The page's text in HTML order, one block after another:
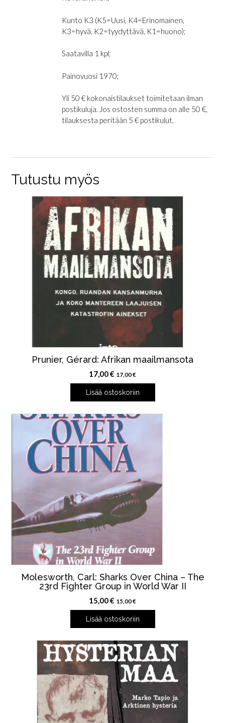
Kunto K3 (K5=Uusi, K4=Erinomainen,
K3=hyvä, K2=tyydyttävä, K1=huono);
Saatavilla 1 kpl;
Painovuosi 1970;
Yli 50 € kokonaistilaukset toimitetaan ilman
postikuluja. Jos ostosten summa on alle 50 €,
tilauksesta peritään 5 € postikulut.
Tutustu myös
Prunier, Gérard: Afrikan maailmansota
17,00€ 17,00€
Lisää ostoskoriin
Molesworth, Carl: Sharks Over China – The
23rd Fighter Group in World War II
15,00€ 15,00€
Lisää ostoskoriin